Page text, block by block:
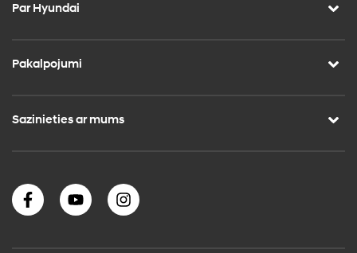
Par Hyundai
Pakalpojumi
Sazinieties ar mums